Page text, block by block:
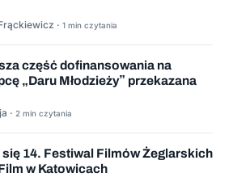
· 1 min czytania
część dofinansowania na
„Daru Młodzieży” przekazana
· 2 min czytania
się 14. Festiwal Filmów Żeglarskich
w Katowicach